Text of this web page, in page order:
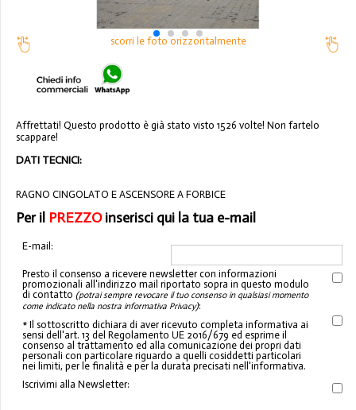
scorri le foto orizzontalmente
Affrettati! Questo prodotto è già stato visto 1526 volte! Non fartelo
scappare!
DATI TECNICI:
RAGNO CINGOLATO E ASCENSORE A FORBICE
Per il PREZZOinserisci qui la tua e-mail
E-mail:
Presto il consenso a ricevere newsletter con informazioni
promozionali all'indirizzo mail riportato sopra in questo modulo
di contatto (potrai sempre revocare il tuo consenso in qualsiasi momento
come indicato nella nostra informativa Privacy):
* Il sottoscritto dichiara di aver ricevuto completa informativa ai
sensi dell'art. 13 del Regolamento UE 2016/679 ed esprime il
consenso al trattamento ed alla comunicazione dei propri dati
personali con particolare riguardo a quelli cosiddetti particolari
nei limiti, per le finalità e per la durata precisati nell'informativa.
Iscrivimi alla Newsletter: